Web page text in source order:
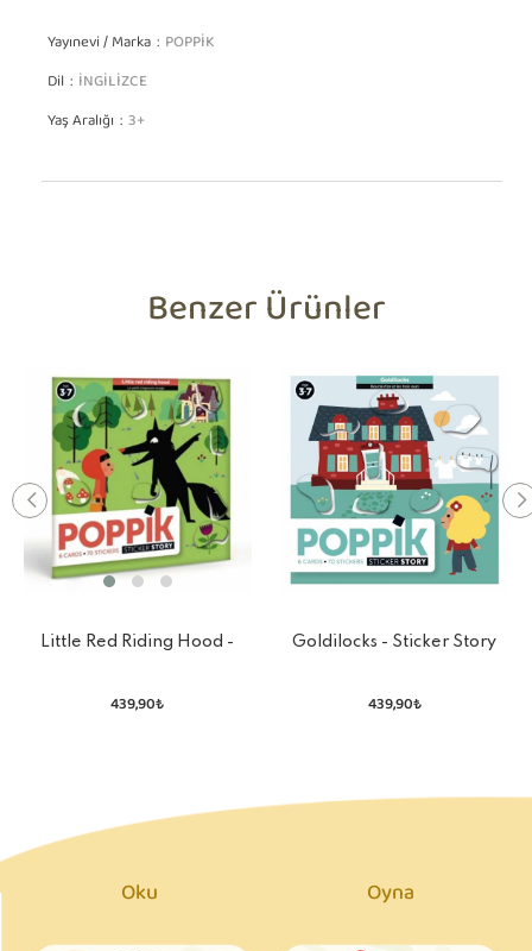
Yayınevi / Marka POPPİK
Dil İNGİLİZCE
Yaş Aralığı 3+
Benzer Ürünler
Little Red Riding Hood -
439,90₺
Goldilocks - Sticker Story
439,90₺
Oku Oyna